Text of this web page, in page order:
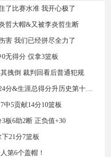
了比赛水准 我开心极了
哲大帽&又被李炎哲生断
害 我们已经拼尽全力了
无得分 仅拿3篮板
拽倒 裁判回看后普通犯规
教练教你打篮球！周鹏13中10砍24分&生涯总得分升历史第十三！
中5贡献14分10篮板
板6助2断 正负值+30
21分7篮板
第6个盖帽！